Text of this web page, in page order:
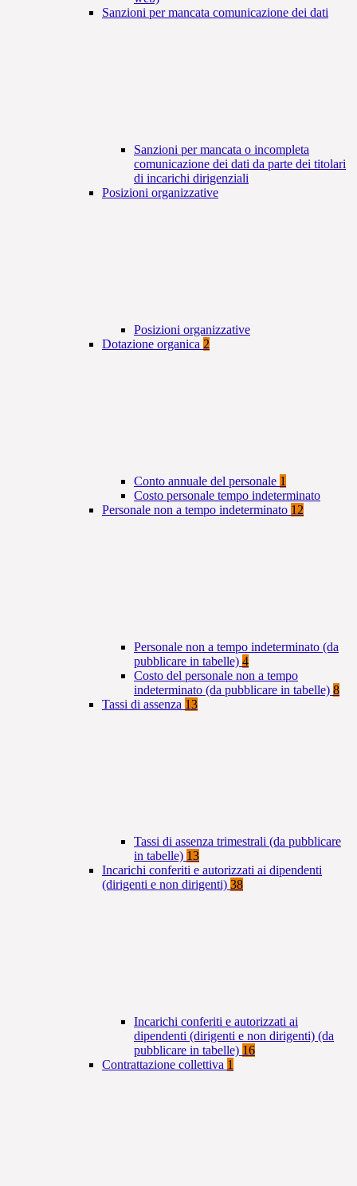
Sanzioni per mancata comunicazione dei dati
Sanzioni per mancata o incompleta
comunicazione dei dati da parte dei titolari
di incarichi dirigenziali
Posizioni organizzative
Posizioni organizzative
Dotazione organica 2
Conto annuale del personale 1
Costo personale tempo indeterminato
Personale non a tempo indeterminato 12
Personale non a tempo indeterminato (da
pubblicare in tabelle) 4
Costo del personale non a tempo
indeterminato (da pubblicare in tabelle) 8
Tassi di assenza 13
Tassi di assenza trimestrali (da pubblicare
in tabelle) 13
Incarichi conferiti e autorizzati ai dipendenti
(dirigenti e non dirigenti) 38
Incarichi conferiti e autorizzati ai
dipendenti (dirigenti e non dirigenti) (da
pubblicare in tabelle) 16
Contrattazione collettiva 1